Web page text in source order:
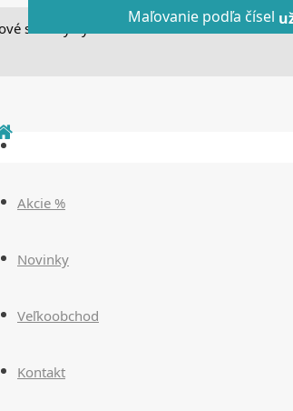
stránky využívame cookies. Používaním
Akcie %
Novinky
Veľkoobchod
Kontakt
Dnes maľovanie podľa čísel
Dnes veľký horúci výpredaj
Maľovanie podľa čísel